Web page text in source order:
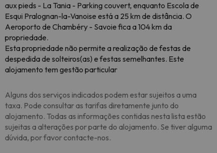
aux pieds - La Tania - Parking couvert, enquanto Escola de
Esqui Pralognan-la-Vanoise está a 25 km de distância. O
Aeroporto de Chambéry - Savoie fica a 104 km da
propriedade.
Esta propriedade não permite a realização de festas de
despedida de solteiros(as) e festas semelhantes. Este
alojamento tem gestão particular
Alguns dos serviços indicados podem estar sujeitos a uma
taxa. Pode consultar as tarifas diretamente junto do
alojamento. Todas as informações contidas nesta lista estão
sujeitas a alterações por parte do alojamento. Se tiver alguma
dúvida, por favor contacte-nos.